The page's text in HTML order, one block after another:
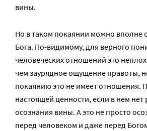
вины.
Но в таком покаянии можно вполне
Бога. По-видимому, для верного
человеческих отношений это
чем заурядное ощущение правоты,
покаянию это не имеет отношения.
настоящей ценности, если в нем нет
осознания вины. А это не просто
перед человеком и даже перед